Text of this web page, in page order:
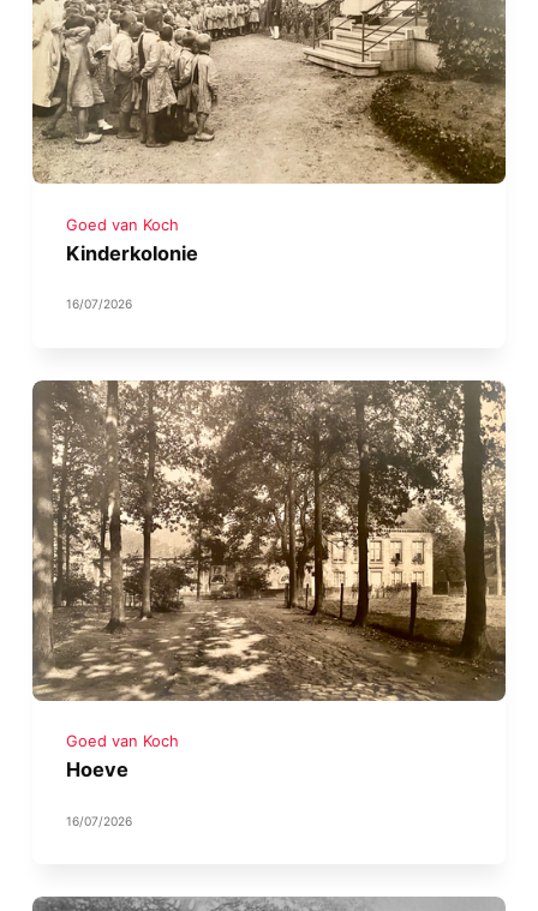
Goed van Koch
Kinderkolonie
16/07/2026
Goed van Koch
Hoeve
16/07/2026